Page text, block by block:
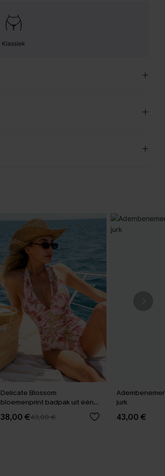
Klassiek
Delicate Blossom
bloemenprint badpak uit één
stuk
38,00 €43,00 €
jurk
43,00 €